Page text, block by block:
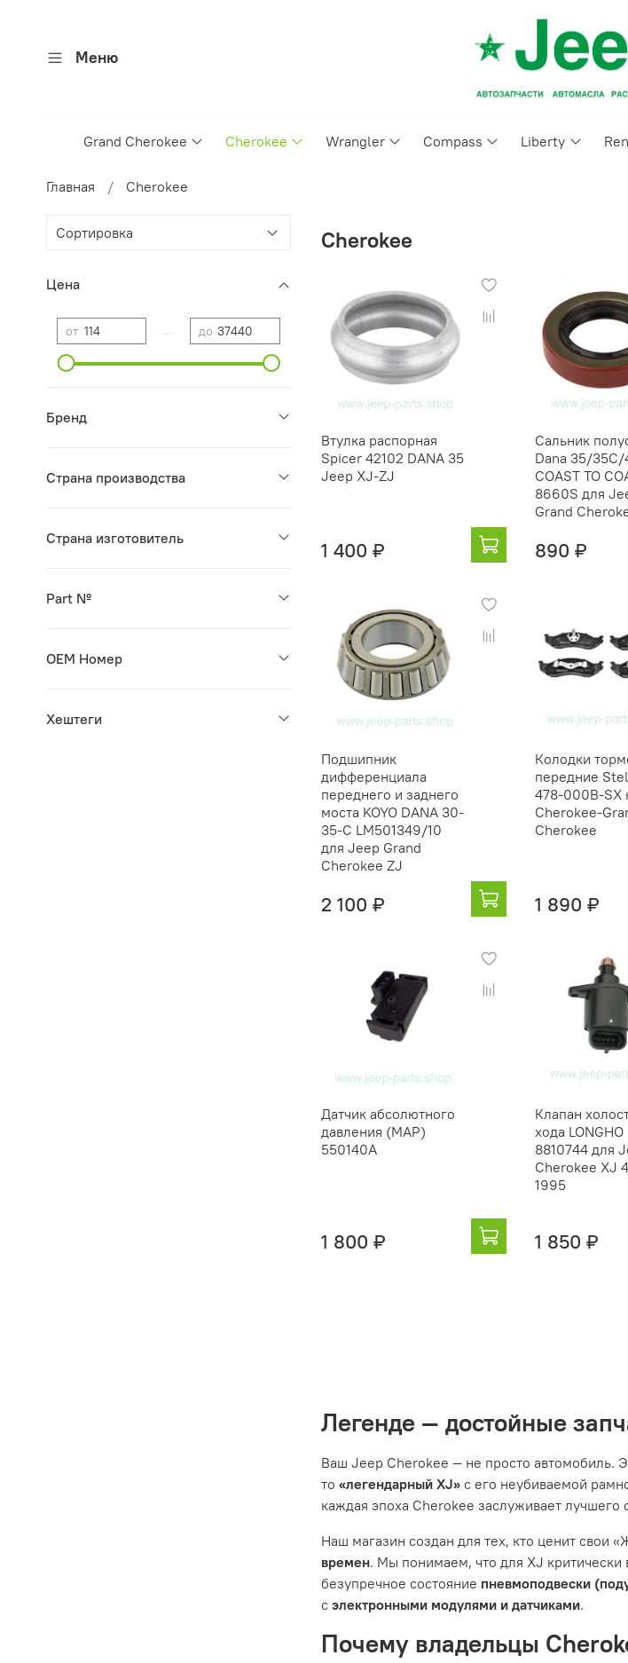
Меню
Grand Cherokee Cherokee Wrangler Compass Liberty
Главная Cherokee
Cherokee
Втулка распорная
Spicer 42102 DANA 35
Jeep XJ-ZJ
1 400 ₽
Сальник
Dana 35/35C/
COAST TO
8660S для
Grand
890 ₽
Подшипник
дифференциала
переднего и заднего
моста KOYO DANA 30-
35-C LM501349/10
для Jeep Grand
Cherokee ZJ
2 100 ₽
Колодки
передние
478-000B-SX
Cherokee-
Cherokee
1 890 ₽
Датчик абсолютного
давления (MAP)
550140A
1 800 ₽
Клапан
хода LONGHO
8810744 для
Cherokee XJ
1995
1 850 ₽
Легенде — достойные
Ваш Jeep Cherokee — не просто автомобиль.
то«легендарный XJ» с его неубиваемой
каждая эпоха Cherokee заслуживает лучшего
Наш магазин создан для тех, кто ценит свои
времен. Мы понимаем, что для XJ
безупречное состояние пневмоподвески
сэлектронными модулями и датчиками.
Почему владельцы
Цена
от до
Бренд
Страна производства
Страна изготовитель
Part №
OEM Номер
Хештеги